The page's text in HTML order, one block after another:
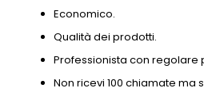
Economico.
Qualità dei prodotti.
Professionista con regolare
Non ricevi 100 chiamate ma